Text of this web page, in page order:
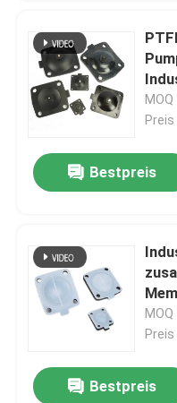
Produkte
Werksbesichtigung
Bestpreis
Bestpreis